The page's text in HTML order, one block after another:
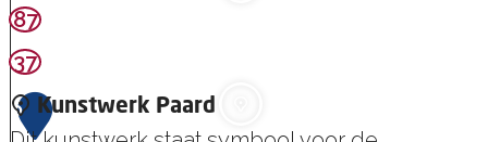
i
s
G
e
L
i
e
v
B
e
n
87
37
6
Kunstwerk Paard